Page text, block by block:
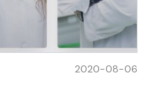
2020-08-06